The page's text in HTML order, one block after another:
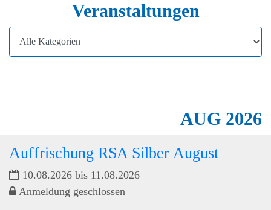
Veranstaltungen
AUG 2026
Auffrischung RSA Silber August
10.08.2026 bis 11.08.2026
Anmeldung geschlossen